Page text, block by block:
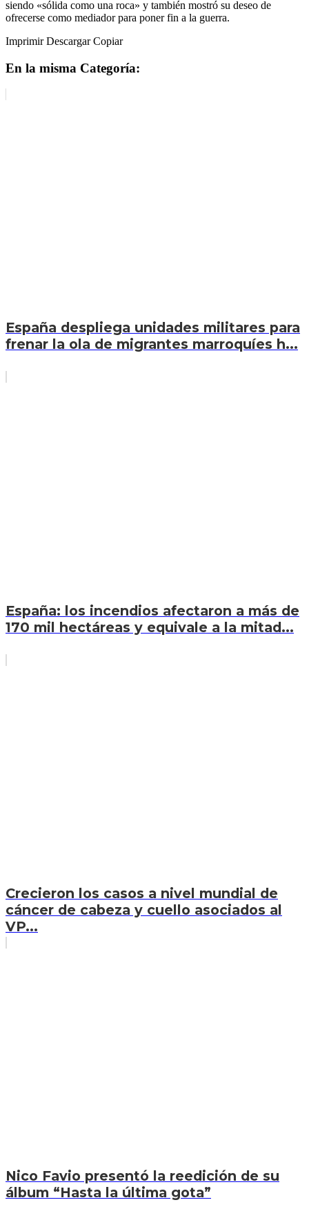
siendo «sólida como una roca» y también mostró su deseo de
ofrecerse como mediador para poner fin a la guerra.
Imprimir Descargar Copiar
En la misma Categoría:
España despliega unidades militares para
frenar la ola de migrantes marroquíes h...
España: los incendios afectaron a más de
170 mil hectáreas y equivale a la mitad...
Crecieron los casos a nivel mundial de
cáncer de cabeza y cuello asociados al
VP...
Nico Favio presentó la reedición de su
álbum “Hasta la última gota”